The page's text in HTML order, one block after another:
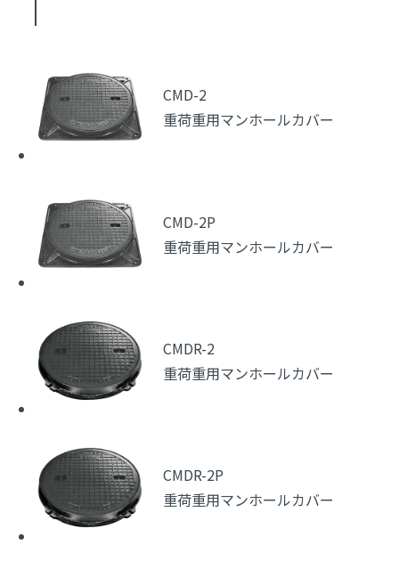
CMD-2
重荷重用マンホールカバー
CMD-2P
重荷重用マンホールカバー
CMDR-2
重荷重用マンホールカバー
CMDR-2P
重荷重用マンホールカバー